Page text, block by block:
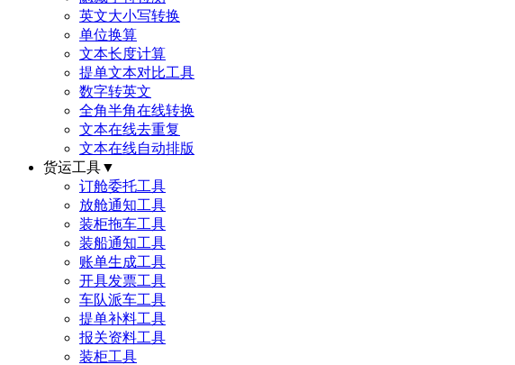
英文大小写转换
单位换算
文本长度计算
提单文本对比工具
数字转英文
全角半角在线转换
文本在线去重复
文本在线自动排版
货运工具▼
订舱委托工具
放舱通知工具
装柜拖车工具
装船通知工具
账单生成工具
开具发票工具
车队派车工具
提单补料工具
报关资料工具
装柜工具